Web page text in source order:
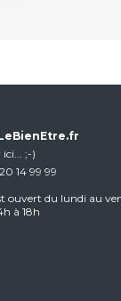
LeBienEtre.fr
ici... ;-)
14 99 99
ouvert du lundi au
à 18h